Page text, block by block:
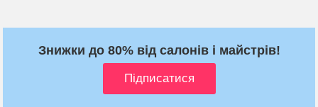
Знижки до 80% від салонів і майстрів!